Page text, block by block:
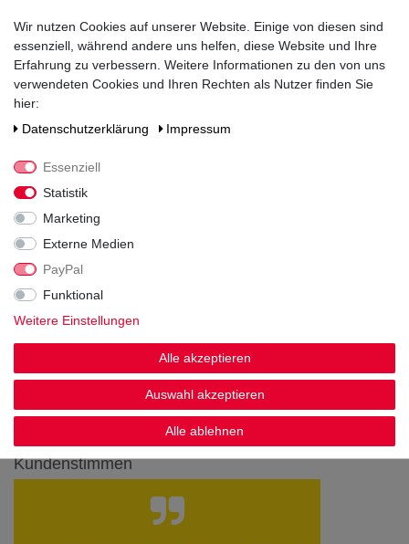
Prädikat
Qualitätswein
Verschluss
Korken
Zutaten / Allergene
Peter Mertes KG, In der Bornwiese 4, 54470 Bernkastel-Kues
Noch sind keine Bewertungen vorhanden.
Kundenstimmen
Wir nutzen Cookies auf unserer Website. Einige von diesen sind
essenziell, während andere uns helfen, diese Website und Ihre
Erfahrung zu verbessern. Weitere Informationen zu den von uns
verwendeten Cookies und Ihren Rechten als Nutzer finden Sie
hier:
Daten­schutz­erklärung
Impressum
Essenziell
Statistik
Marketing
Externe Medien
PayPal
Funktional
Weitere Einstellungen
Alle akzeptieren
Auswahl akzeptieren
Alle ablehnen